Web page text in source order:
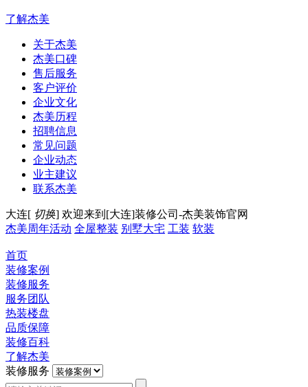
了解杰美
关于杰美
杰美口碑
售后服务
客户评价
企业文化
杰美历程
招聘信息
常见问题
企业动态
业主建议
联系杰美
大连[ 切换] 欢迎来到[大连]装修公司-杰美装饰官网
杰美周年活动 全屋整装 别墅大宅 工装 软装
首页
装修案例
装修服务
服务团队
热装楼盘
品质保障
装修百科
了解杰美
装修服务